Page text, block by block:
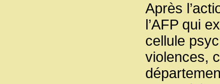
Après
l’AFP qui
cellule
violences,